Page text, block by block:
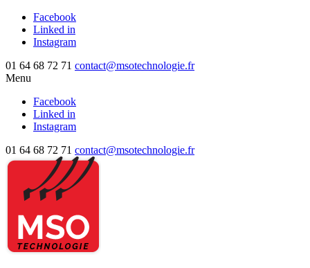
Facebook
Linked in
Instagram
01 64 68 72 71 contact@msotechnologie.fr
Menu
Facebook
Linked in
Instagram
01 64 68 72 71 contact@msotechnologie.fr